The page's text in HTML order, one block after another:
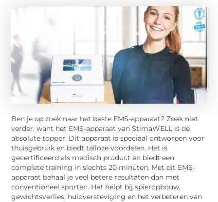
Ben je op zoek naar het beste EMS-apparaat? Zoek niet
verder, want het EMS-apparaat van StimaWELL is de
absolute topper. Dit apparaat is speciaal ontworpen voor
thuisgebruik en biedt talloze voordelen. Het is
gecertificeerd als medisch product en biedt een
complete training in slechts 20 minuten. Met dit EMS-
apparaat behaal je veel betere resultaten dan met
conventioneel sporten. Het helpt bij spieropbouw,
gewichtsverlies, huidversteviging en het verbeteren van